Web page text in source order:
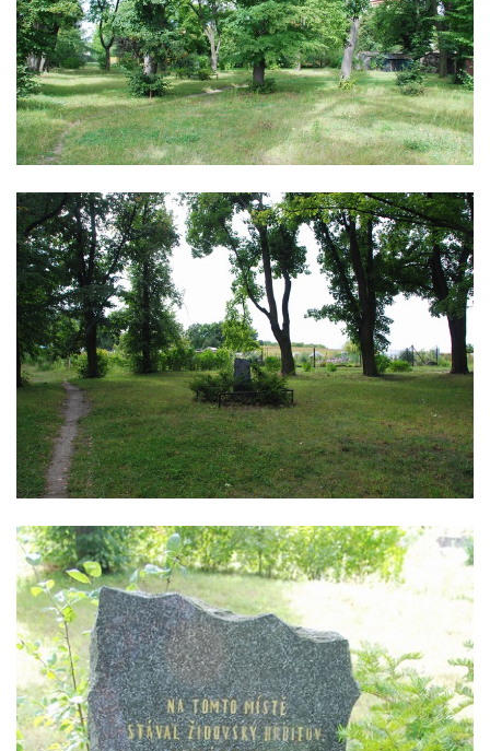
Schüttüber)
Židovský hřbitov Lomnička (Steingrub)
Židovský hřbitov Stříbro (Mies)
Starý a Nový židovský hřbitov v Tachově
(Tachau)
Starý židovský hřbitov Hořice (Horschitz)
Židovský hřbitov Kovanice
Židovský hřbitov Lysá nad Labem
Židovský hřbitov Hroznětín (Lichtenstadt)
Židovský hřbitov Praskolesy
Židovský hřbitov Milevsko